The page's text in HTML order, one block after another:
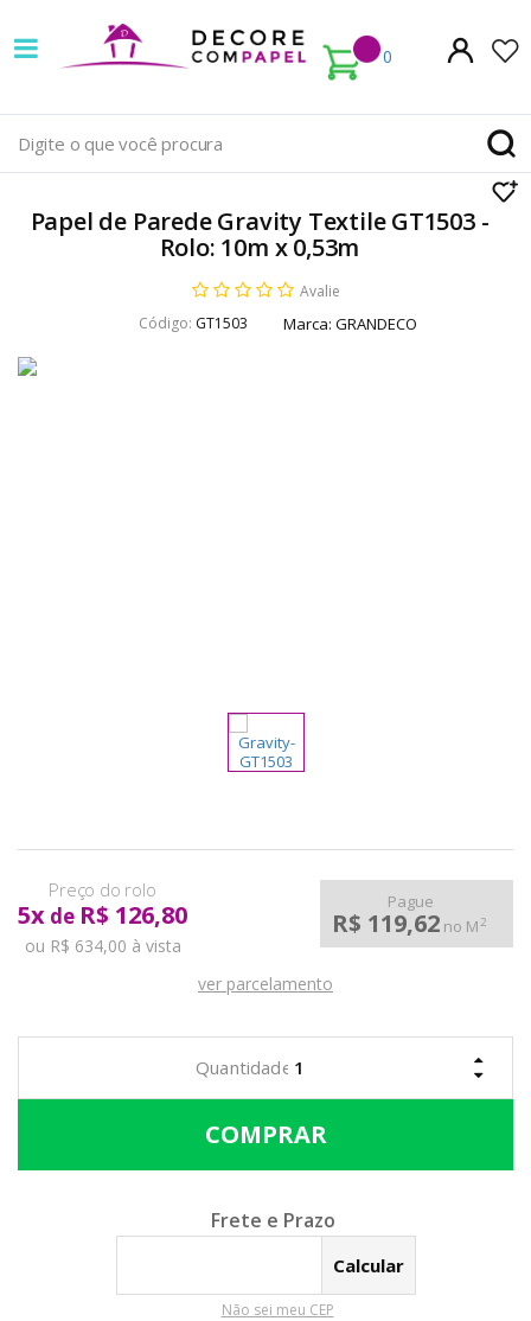
0
Decore
com
papel
é
pioneira
venda
Papel de Parede Gravity Textile GT1503 -
Rolo: 10m x 0,53m
Avalie
Código: GT1503 Marca: GRANDECO
5x de R$ 126,80
ou R$ 634,00 à vista
Pague
R$ 119,62 no M2
ver parcelamento
Calcular o Frete
Não sei meu CEP